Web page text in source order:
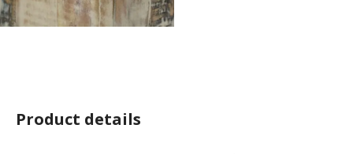
Product details